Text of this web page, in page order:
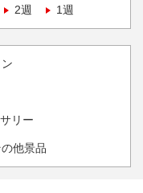
2週 1週
リー
の他景品